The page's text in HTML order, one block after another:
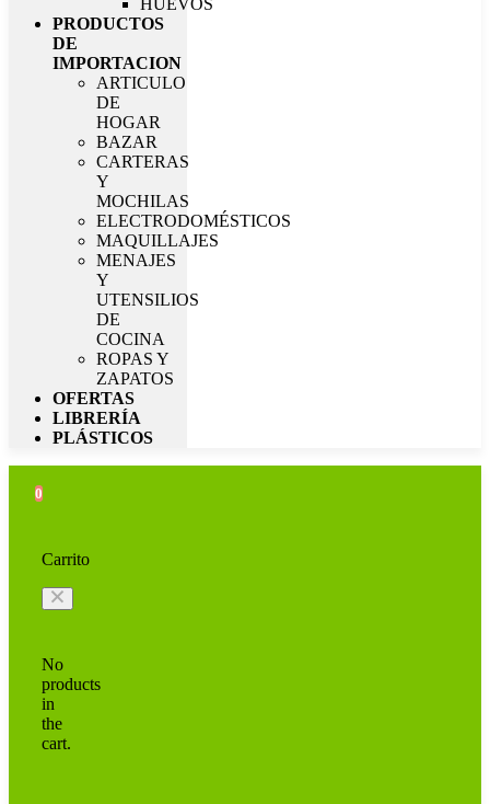
HUEVOS
PRODUCTOS
DE
IMPORTACION
ARTICULO
DE
HOGAR
BAZAR
CARTERAS
Y
MOCHILAS
ELECTRODOMÉSTICOS
MAQUILLAJES
MENAJES
Y
UTENSILIOS
DE
COCINA
ROPAS Y
ZAPATOS
OFERTAS
LIBRERÍA
PLÁSTICOS
0
Carrito
No
products
in
the
cart.